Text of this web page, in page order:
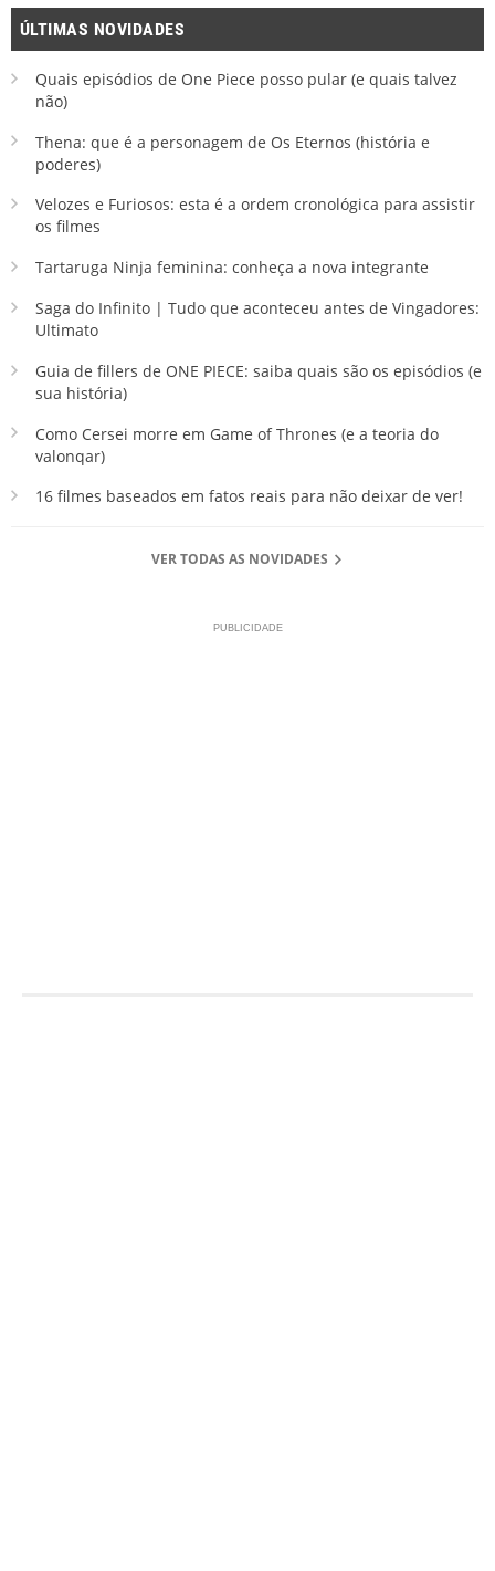
ÚLTIMAS NOVIDADES
Quais episódios de One Piece posso pular (e quais talvez
não)
Thena: que é a personagem de Os Eternos (história e
poderes)
Velozes e Furiosos: esta é a ordem cronológica para assistir
os filmes
Tartaruga Ninja feminina: conheça a nova integrante
Saga do Infinito | Tudo que aconteceu antes de Vingadores:
Ultimato
Guia de fillers de ONE PIECE: saiba quais são os episódios (e
sua história)
Como Cersei morre em Game of Thrones (e a teoria do
valonqar)
16 filmes baseados em fatos reais para não deixar de ver!
VER TODAS AS NOVIDADES